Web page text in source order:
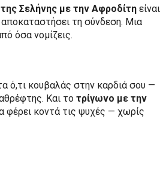
Σελήνης με την Αφροδίτη είναι
αποκαταστήσει τη σύνδεση. Μια
όσα νομίζεις.
ό,τι κουβαλάς στην καρδιά σου —
Και το τρίγωνο με την
φέρει κοντά τις ψυχές — χωρίς